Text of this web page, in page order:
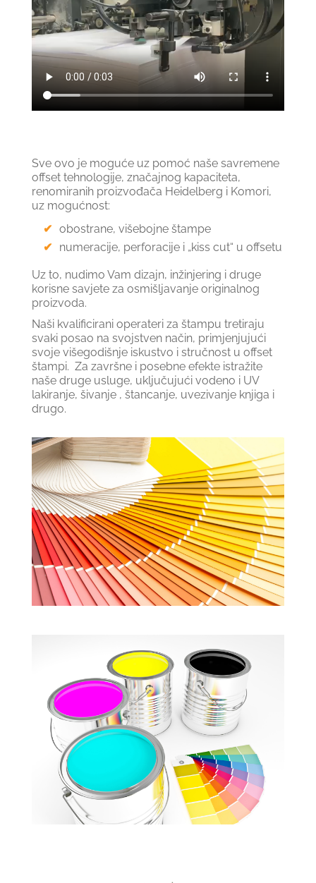
Sve ovo je moguće uz pomoć naše savremene
offset tehnologije, značajnog kapaciteta,
renomiranih proizvođača Heidelberg i Komori,
uz mogućnost:
obostrane, višebojne štampe
numeracije, perforacije i „kiss cut“ u offsetu
Uz to, nudimo Vam dizajn, inžinjering i druge
korisne savjete za osmišljavanje originalnog
proizvoda.
Naši kvalificirani operateri za štampu tretiraju
svaki posao na svojstven način, primjenjujući
svoje višegodišnje iskustvo i stručnost u offset
štampi. Za završne i posebne efekte istražite
naše druge usluge, uključujući vodeno i UV
lakiranje, šivanje , štancanje, uvezivanje knjiga i
drugo.